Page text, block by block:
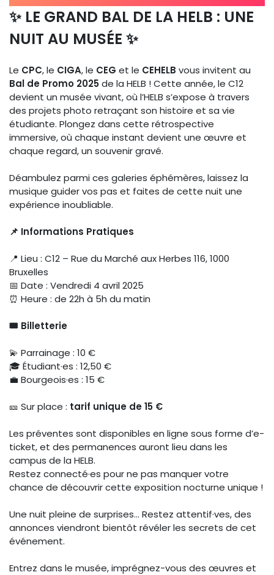
✨ LE GRAND BAL DE LA HELB : UNE
NUIT AU MUSÉE ✨
Le CPC, le CIGA, le CEG et le CEHELB vous invitent au
Bal de Promo 2025de la HELB ! Cette année, le C12
devient un musée vivant, où l’HELB s’expose à travers
des projets photo retraçant son histoire et sa vie
étudiante. Plongez dans cette rétrospective
immersive, où chaque instant devient une œuvre et
chaque regard, un souvenir gravé.
Déambulez parmi ces galeries éphémères, laissez la
musique guider vos pas et faites de cette nuit une
expérience inoubliable.
📌 Informations Pratiques
📍 Lieu : C12 – Rue du Marché aux Herbes 116, 1000
Bruxelles
📅 Date : Vendredi 4 avril 2025
⏰ Heure : de 22h à 5h du matin
🎟️ Billetterie
💫 Parrainage : 10 €
🎓 Étudiant·es : 12,50 €
💼 Bourgeois·es : 15 €
🎫 Sur place : tarif unique de 15 €
Les préventes sont disponibles en ligne sous forme d’e-
ticket, et des permanences auront lieu dans les
campus de la HELB.
Restez connecté·es pour ne pas manquer votre
chance de découvrir cette exposition nocturne unique !
Une nuit pleine de surprises… Restez attentif·ves, des
annonces viendront bientôt révéler les secrets de cet
événement.
Entrez dans le musée, imprégnez-vous des œuvres et